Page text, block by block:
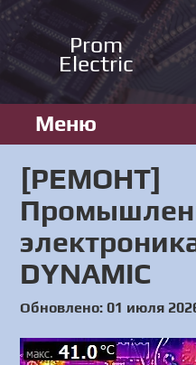
Prom
Electric
Меню
[РЕМОНТ]
DYNAMIC
Обновлено: 01 июля